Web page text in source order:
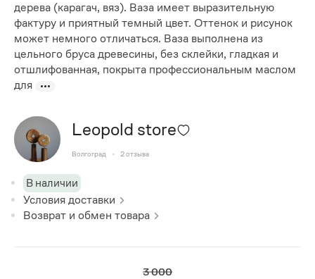
дерева (карагач, вяз). Ваза имеет выразительную
фактуру и приятный темный цвет. Оттенок и рисунок
может немного отличаться. Ваза выполнена из
цельного бруса древесины, без склейки, гладкая и
отшлифованная, покрыта профессиональным маслом
для
Leopold store
Волгоград 2 отзыва
В наличии
Условия доставки
Возврат и обмен товара
3 000